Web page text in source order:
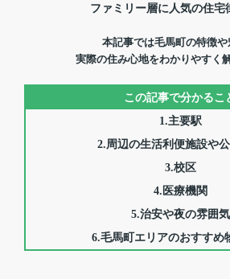
ファミリー層に人気の住宅
本記事では毛馬町の特徴や
実際の住み心地をわかりやすく
この記事で分かるこ
1.主要駅
2.周辺の生活利便施設や
3.校区
4.医療機関
5.治安や夜の雰囲気
6.毛馬町エリアのおすすめ